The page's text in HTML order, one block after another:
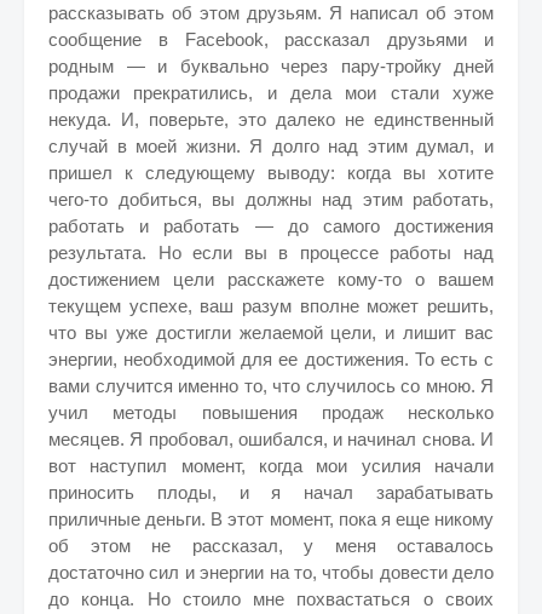
рассказывать об этом друзьям. Я написал об этом
сообщение в Facebook, рассказал друзьями и
родным — и буквально через пару-тройку дней
продажи прекратились, и дела мои стали хуже
некуда. И, поверьте, это далеко не единственный
случай в моей жизни. Я долго над этим думал, и
пришел к следующему выводу: когда вы хотите
чего-то добиться, вы должны над этим работать,
работать и работать — до самого достижения
результата. Но если вы в процессе работы над
достижением цели расскажете кому-то о вашем
текущем успехе, ваш разум вполне может решить,
что вы уже достигли желаемой цели, и лишит вас
энергии, необходимой для ее достижения. То есть с
вами случится именно то, что случилось со мною. Я
учил методы повышения продаж несколько
месяцев. Я пробовал, ошибался, и начинал снова. И
вот наступил момент, когда мои усилия начали
приносить плоды, и я начал зарабатывать
приличные деньги. В этот момент, пока я еще никому
об этом не рассказал, у меня оставалось
достаточно сил и энергии на то, чтобы довести дело
до конца. Но стоило мне похвастаться о своих